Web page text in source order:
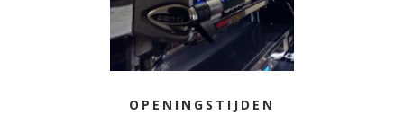
OPENINGSTIJDEN